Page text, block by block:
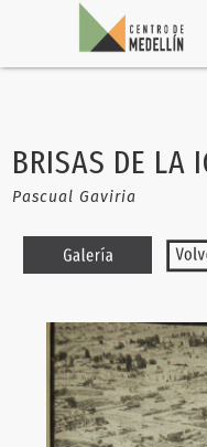
BRISAS DE LA
Pascual Gaviria